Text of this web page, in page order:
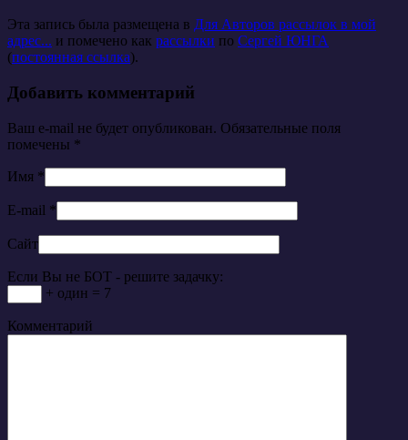
Эта запись была размещена в Для Авторов рассылок в мой
адрес... и помечено как рассылки по Сергей ЮНГА
(постоянная ссылка).
Добавить комментарий
Ваш e-mail не будет опубликован. Обязательные поля
помечены *
Имя *
E-mail *
Сайт
Если Вы не БОТ - решите задачку:
+ один = 7
Комментарий